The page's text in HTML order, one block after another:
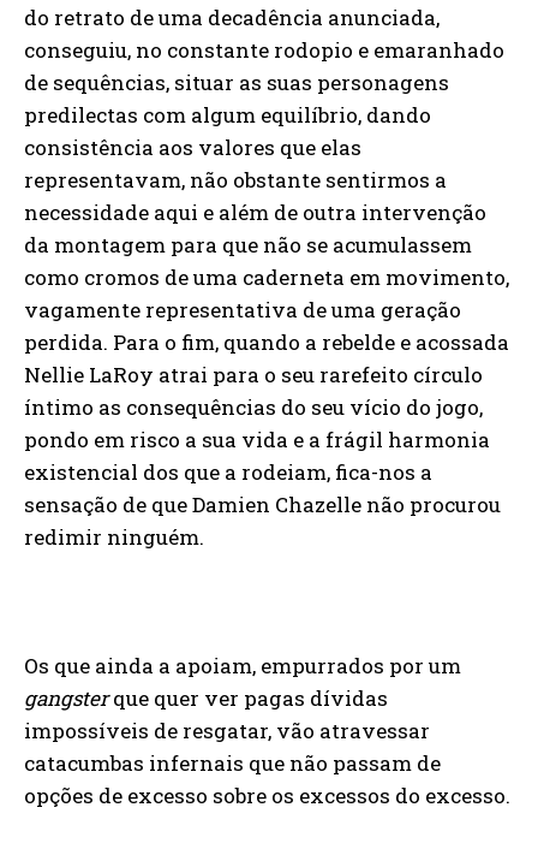
do retrato de uma decadência anunciada,
conseguiu, no constante rodopio e emaranhado
de sequências, situar as suas personagens
predilectas com algum equilíbrio, dando
consistência aos valores que elas
representavam, não obstante sentirmos a
necessidade aqui e além de outra intervenção
da montagem para que não se acumulassem
como cromos de uma caderneta em movimento,
vagamente representativa de uma geração
perdida. Para o fim, quando a rebelde e acossada
Nellie LaRoy atrai para o seu rarefeito círculo
íntimo as consequências do seu vício do jogo,
pondo em risco a sua vida e a frágil harmonia
existencial dos que a rodeiam, fica-nos a
sensação de que Damien Chazelle não procurou
redimir ninguém.
Os que ainda a apoiam, empurrados por um
gangsterque quer ver pagas dívidas
impossíveis de resgatar, vão atravessar
catacumbas infernais que não passam de
opções de excesso sobre os excessos do excesso.